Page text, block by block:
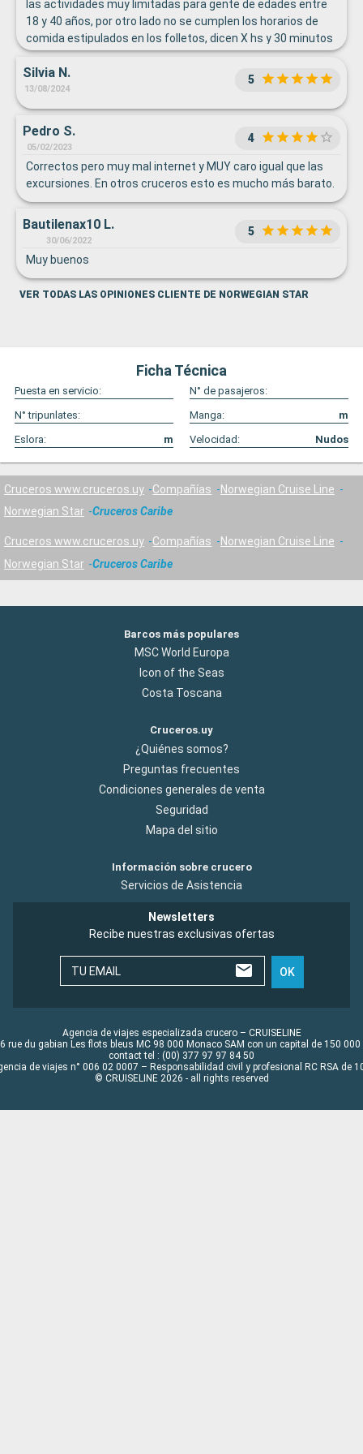
las actividades muy limitadas para gente de edades entre
18 y 40 años, por otro lado no se cumplen los horarios de
comida estipulados en los folletos, dicen X hs y 30 minutos
antes ya esta todo cerrado
Silvia N.
13/08/2024
5
Pedro S.
05/02/2023
4
Correctos pero muy mal internet y MUY caro igual que las
excursiones. En otros cruceros esto es mucho más barato.
Bautilenax10 L.
30/06/2022
5
Muy buenos
VER TODAS LAS OPINIONES CLIENTE DE NORWEGIAN STAR
Ficha Técnica
Puesta en servicio:
N° de pasajeros:
N° tripunlates:
Manga:
m
Eslora:
m Velocidad: Nudos
Cruceros www.cruceros.uy Compañías
Norwegian Cruise Line
Norwegian Star
Cruceros Caribe
Cruceros www.cruceros.uy Compañías
Norwegian Cruise Line
Norwegian Star
Cruceros Caribe
Barcos más populares
MSC World Europa
Icon of the Seas
Costa Toscana
Cruceros.uy
¿Quiénes somos?
Preguntas frecuentes
Condiciones generales de venta
Seguridad
Mapa del sitio
Información sobre crucero
Servicios de Asistencia
Newsletters
Recibe nuestras exclusivas ofertas
TU EMAIL OK
Agencia de viajes especializada crucero – CRUISELINE
rue du gabian Les flots bleus MC 98 000 Monaco SAM con un capital de 150 000
contact tel : (00) 377 97 97 84 50
de viajes n° 006 02 0007 – Responsabilidad civil y profesional RC RSA de
© CRUISELINE 2026 - all rights reserved